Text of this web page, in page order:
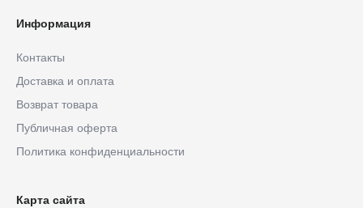
Информация
Контакты
Доставка и оплата
Возврат товара
Публичная оферта
Политика конфиденциальности
Карта сайта